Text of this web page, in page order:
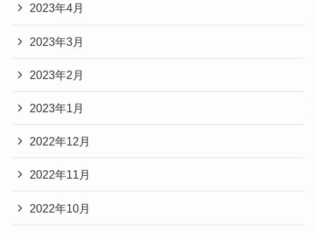
2023年4月
2023年3月
2023年2月
2023年1月
2022年12月
2022年11月
2022年10月